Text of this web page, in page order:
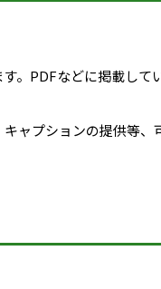
。PDFなどに掲載して
ャプションの提供等、